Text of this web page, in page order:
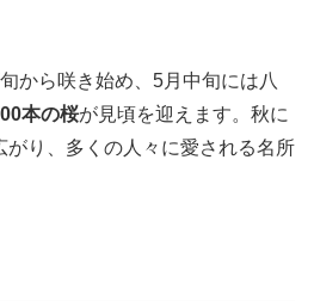
から咲き始め、5月中旬には八
本の桜が見頃を迎えます。秋に
がり、多くの人々に愛される名所